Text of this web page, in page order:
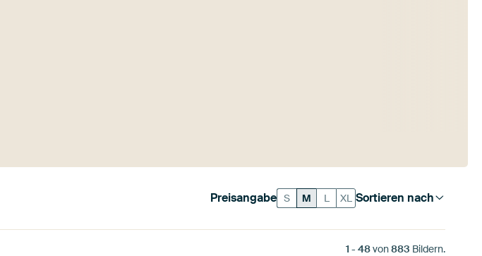
Sortieren nach
Preisangabe S M L XL
1 - 48von883 Bildern.